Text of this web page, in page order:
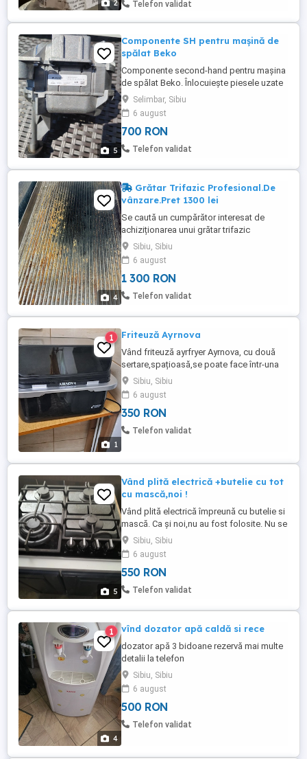
2 Telefon validat
5
Componente SH pentru mașină de
spălat Beko
Componente second-hand pentru mașina
de spălat Beko. Înlocuiește piesele uzate
și bucură-te de funcționarea optimă a
aparatului tău. Alege calitatea și
fiabilitatea brandului Beko pentru o
îndelungată durată de viață a mașinii de
spălat. Mai multe detalii puteți obține pe
Selimbar, Sibiu
6 august
700 RON
Telefon validat
4
Grătar Trifazic Profesional.De
vânzare.Pret 1300 lei
Se caută un cumpărător interesat de
achiziționarea unui grătar trifazic
profesional. Acest echipament este ideal
pentru utilizare în spații comerciale,
restaurante, unități de catering sau oricare
altă locație unde este necesară
prepararea eficientă și de înaltă calitate a
Sibiu, Sibiu
6 august
1 300 RON
Telefon validat
1
1 Friteuză Ayrnova
Vând friteuză ayrfryer Ayrnova, cu două
sertare,spațioasă,se poate face într-una
mare unde se pot găti diferite
preparate,eu o vând din lipsă de spațiu...e
nouă cu garanție
Sibiu, Sibiu
6 august
350 RON
Telefon validat
5
Vând plită electrică +butelie cu tot
cu mască,noi !
Vând plită electrică împreună cu butelie si
mască. Ca și noi,nu au fost folosite. Nu se
vând separat ! Detalii ka tel.:
Sibiu, Sibiu
6 august
550 RON
Telefon validat
4
1 vînd dozator apă caldă si rece
dozator apă 3 bidoane rezervă mai multe
detalii la telefon
Sibiu, Sibiu
6 august
500 RON
Telefon validat